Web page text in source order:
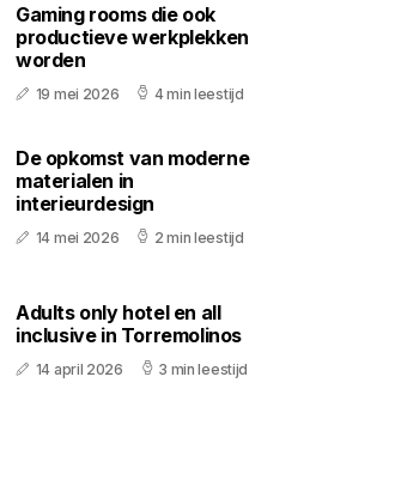
Gaming rooms die ook
productieve werkplekken
worden
19 mei 2026 4 min leestijd
De opkomst van moderne
materialen in
interieurdesign
14 mei 2026 2 min leestijd
Adults only hotel en all
inclusive in Torremolinos
14 april 2026 3 min leestijd